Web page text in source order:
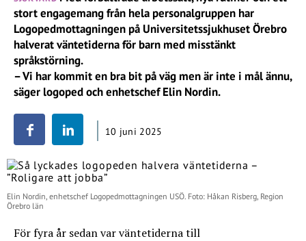
stort engagemang från hela personalgruppen har
Logopedmottagningen på Universitetssjukhuset Örebro
halverat väntetiderna för barn med misstänkt
språkstörning.
– Vi har kommit en bra bit på väg men är inte i mål ännu,
säger logoped och enhetschef Elin Nordin.
10 juni 2025
Elin Nordin, enhetschef Logopedmottagningen USÖ. Foto: Håkan Risberg, Region
Örebro län
För fyra år sedan var väntetiderna till